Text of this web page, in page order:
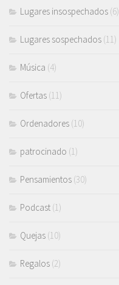
Lugares insospechados (6)
Lugares sospechados (11)
Música (4)
Ofertas (11)
Ordenadores (10)
patrocinado (1)
Pensamientos (30)
Podcast (1)
Quejas (10)
Regalos (2)